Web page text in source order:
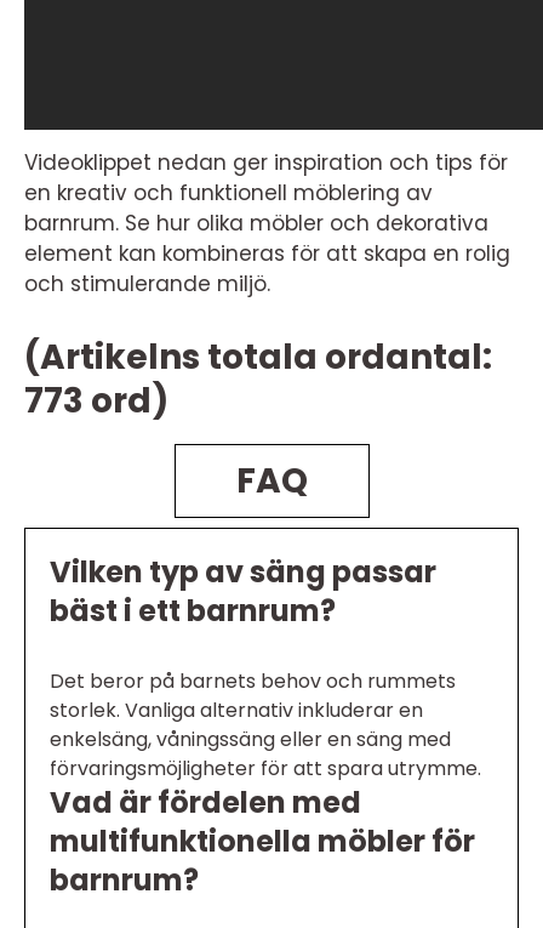
Videoklippet nedan ger inspiration och tips för
en kreativ och funktionell möblering av
barnrum. Se hur olika möbler och dekorativa
element kan kombineras för att skapa en rolig
och stimulerande miljö.
(Artikelns totala ordantal:
773 ord)
FAQ
Vilken typ av säng passar
bäst i ett barnrum?
Det beror på barnets behov och rummets
storlek. Vanliga alternativ inkluderar en
enkelsäng, våningssäng eller en säng med
förvaringsmöjligheter för att spara utrymme.
Vad är fördelen med
multifunktionella möbler för
barnrum?